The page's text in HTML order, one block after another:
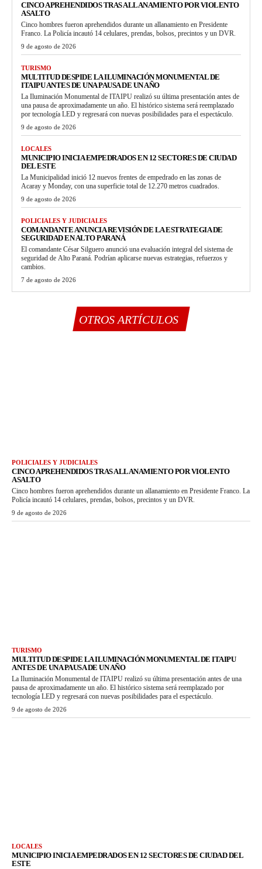
CINCO APREHENDIDOS TRAS ALLANAMIENTO POR VIOLENTO
ASALTO
Cinco hombres fueron aprehendidos durante un allanamiento en Presidente
Franco. La Policía incautó 14 celulares, prendas, bolsos, precintos y un DVR.
9 de agosto de 2026
TURISMO
MULTITUD DESPIDE LA ILUMINACIÓN MONUMENTAL DE
ITAIPU ANTES DE UNA PAUSA DE UN AÑO
La Iluminación Monumental de ITAIPU realizó su última presentación antes de
una pausa de aproximadamente un año. El histórico sistema será reemplazado
por tecnología LED y regresará con nuevas posibilidades para el espectáculo.
9 de agosto de 2026
LOCALES
MUNICIPIO INICIA EMPEDRADOS EN 12 SECTORES DE CIUDAD
DEL ESTE
La Municipalidad inició 12 nuevos frentes de empedrado en las zonas de
Acaray y Monday, con una superficie total de 12.270 metros cuadrados.
9 de agosto de 2026
POLICIALES Y JUDICIALES
COMANDANTE ANUNCIA REVISIÓN DE LA ESTRATEGIA DE
SEGURIDAD EN ALTO PARANÁ
El comandante César Silguero anunció una evaluación integral del sistema de
seguridad de Alto Paraná. Podrían aplicarse nuevas estrategias, refuerzos y
cambios.
7 de agosto de 2026
OTROS ARTÍCULOS
POLICIALES Y JUDICIALES
CINCO APREHENDIDOS TRAS ALLANAMIENTO POR VIOLENTO
ASALTO
Cinco hombres fueron aprehendidos durante un allanamiento en Presidente Franco. La
Policía incautó 14 celulares, prendas, bolsos, precintos y un DVR.
9 de agosto de 2026
TURISMO
MULTITUD DESPIDE LA ILUMINACIÓN MONUMENTAL DE ITAIPU
ANTES DE UNA PAUSA DE UN AÑO
La Iluminación Monumental de ITAIPU realizó su última presentación antes de una
pausa de aproximadamente un año. El histórico sistema será reemplazado por
tecnología LED y regresará con nuevas posibilidades para el espectáculo.
9 de agosto de 2026
LOCALES
MUNICIPIO INICIA EMPEDRADOS EN 12 SECTORES DE CIUDAD DEL
ESTE